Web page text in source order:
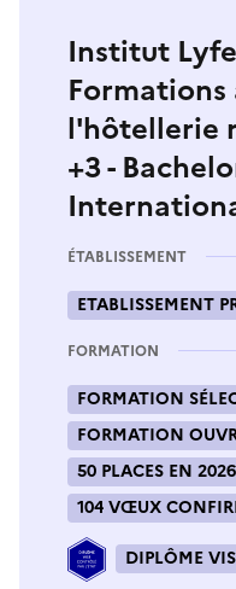
Institut
l'hôtellerie
+3 -
ÉTABLISSEMENT
ETABLISSEMENT
FORMATION
FORMATION
FORMATION
50 PLACES EN 2026
104 VŒUX
DIPLÔME